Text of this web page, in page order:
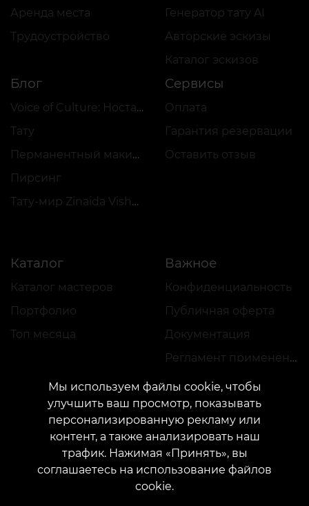
Аренда места
Трудоустройство
Генератор тату AI
Авторские эскизы
Каталог эскизов
Блог
Voice of Culture: Ностальгия по 2000-м
Тату
Перманентный макияж
Пирсинг
Тату-мир Zinaida Vishenka
Сервисы
Оплата
Гарантия резервации
Оставить отзыв
Каталог
Каталог мастеров
Портфолио
Топ месяца
Важное
Конфиденциальность
Публичная оферта
Документация
Регламент применения акций
КОНТАКТЫ
Свяжитесь с нами: customers@vean-tattoo.com
marketing.veantattoo@gmail.com
Мы используем файлы cookie, чтобы
улучшить ваш просмотр, показывать
персонализированную рекламу или
контент, а также анализировать наш
трафик. Нажимая «Принять», вы
соглашаетесь на использование файлов
cookie.